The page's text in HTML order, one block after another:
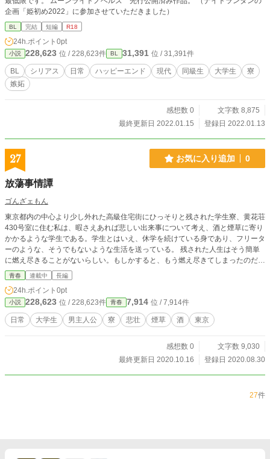
企画「姫初め2022」に参加させていただきました）
BL 完結 短編 R18
24h.ポイント 0pt
小説 228,623 位 / 228,623件 BL 31,391 位 / 31,391件
BL シリアス 日常 ハッピーエンド 現代 同級生 大学生
寮
嫉妬
感想数 0
文字数 8,875
最終更新日 2022.01.15
登録日 2022.01.13
27 お気に入り追加 0
放蕩事情譚
ゴんざェもん
東京都内の中心より少し外れた高級住宅街にひっそりと残された学生寮、黄花荘
430号室に住む私は、暇さえあれば悲しい出来事について考え、酒と煙草に寄り
かかるような学生である。学生とはいえ、休学を続けている身であり、フリータ
ーのような、そうでもないような生活を送っている。 残された人生はそう簡単
に燃え尽きることがないらしい。もしかすると、もう燃え尽きてしまったのだろ
うか。今一度、赤々と燃える火を灯すことができるだろうか。
青春 連載中 長編
24h.ポイント 0pt
小説 228,623 位 / 228,623件 青春 7,914 位 / 7,914件
日常 大学生 男主人公 寮 悲壮 煙草 酒 東京
感想数 0
文字数 9,030
最終更新日 2020.10.16
登録日 2020.08.30
27件